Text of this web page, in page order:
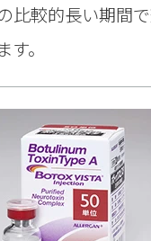
比較的長い期間
。